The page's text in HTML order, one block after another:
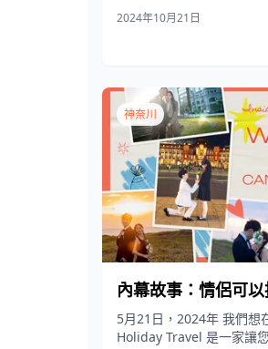
2024年10月21日
神奈川
內幕故事：情侶可
5月21日，2024年 我們想
Holiday Travel 是一家讓